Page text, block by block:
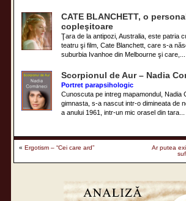
CATE BLANCHETT, o
copleşitoare
Ţara de la antipozi, Australia, este patria
teatru şi film, Cate Blanchett, care s-a
suburbia Ivanhoe din Melbourne şi care,...
Scorpionul de Aur – Nadia
Portret parapsihologic
Cunoscuta pe intreg mapamondul, Nadia
gimnasta, s-a nascut intr-o dimineata de
a anului 1961, intr-un mic orasel din tara...
« Ergotism – “Cei care ard”
Ar putea